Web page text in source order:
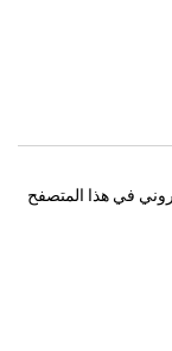
في هذا المتصفح